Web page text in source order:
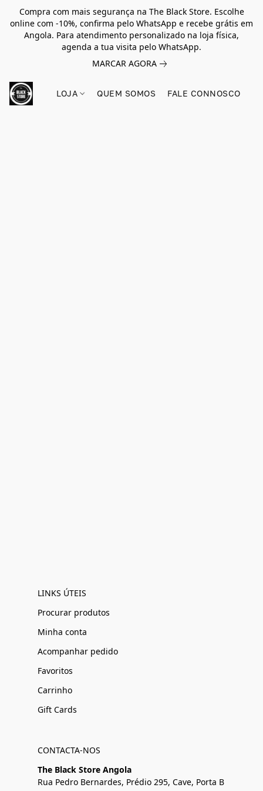
Compra com mais segurança na The Black Store. Escolhe
online com -10%, confirma pelo WhatsApp e recebe grátis em
Angola. Para atendimento personalizado na loja física,
agenda a tua visita pelo WhatsApp.
MARCAR AGORA
LOJA QUEM SOMOS FALE CONNOSCO
LINKS ÚTEIS
Procurar produtos
Minha conta
Acompanhar pedido
Favoritos
Carrinho
Gift Cards
CONTACTA-NOS
The Black Store Angola
Rua Pedro Bernardes, Prédio 295, Cave, Porta B